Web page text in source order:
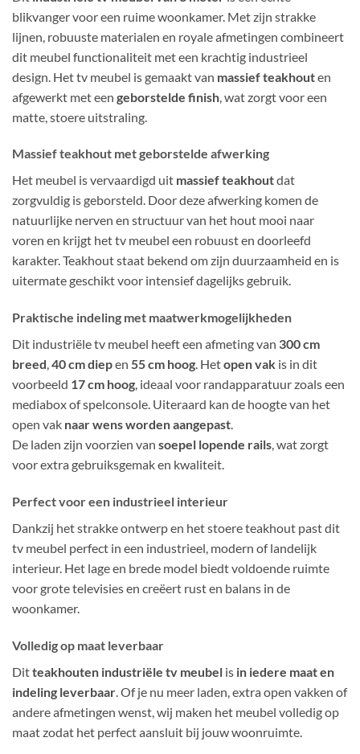
blikvanger voor een ruime woonkamer. Met zijn strakke
lijnen, robuuste materialen en royale afmetingen combineert
dit meubel functionaliteit met een krachtig industrieel
design. Het tv meubel is gemaakt van massief teakhouten
afgewerkt met een geborstelde finish , wat zorgt voor een
matte, stoere uitstraling.
Massief teakhout met geborstelde afwerking
Het meubel is vervaardigd uit massief teakhoutdat
zorgvuldig is geborsteld. Door deze afwerking komen de
natuurlijke nerven en structuur van het hout mooi naar
voren en krijgt het tv meubel een robuust en doorleefd
karakter. Teakhout staat bekend om zijn duurzaamheid en is
uitermate geschikt voor intensief dagelijks gebruik.
Praktische indeling met maatwerkmogelijkheden
Dit industriële tv meubel heeft een afmeting van 300 cm
breed,40 cm diepen 55 cm hoog. Hetopen vak is in dit
voorbeeld 17 cm hoog, ideaal voor randapparatuur zoals een
mediabox of spelconsole. Uiteraard kan de hoogte van het
open vak naar wens worden aangepast.
De laden zijn voorzien van soepel lopende rails, wat zorgt
voor extra gebruiksgemak en kwaliteit.
Perfect voor een industrieel interieur
Dankzij het strakke ontwerp en het stoere teakhout past dit
tv meubel perfect in een industrieel, modern of landelijk
interieur. Het lage en brede model biedt voldoende ruimte
voor grote televisies en creëert rust en balans in de
woonkamer.
Volledig op maat leverbaar
Ditteakhouten industriële tv meubel is in iedere maat en
indeling leverbaar. Of je nu meer laden, extra open vakken of
andere afmetingen wenst, wij maken het meubel volledig op
maat zodat het perfect aansluit bij jouw woonruimte.